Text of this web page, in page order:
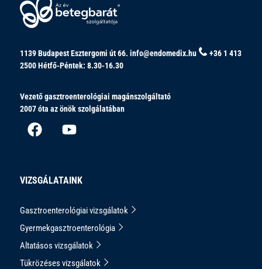
1139 Budapest Esztergomi út 66. info@endomedix.hu
+36 1 413
2500Hétfő-Péntek: 8.30-16.30
Vezető gasztroenterológiai magánszolgáltató
2007 óta az önök szolgálatában
VIZSGÁLATAINK
Gasztroenterológiai vizsgálatok
Gyermekgasztroenterológia
Altatásos vizsgálatok
Tükrözéses vizsgálatok